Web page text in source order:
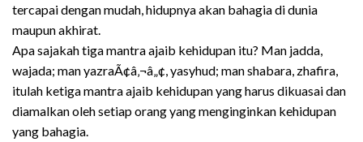
tercapai dengan mudah, hidupnya akan bahagia di dunia
maupun akhirat.
Apa sajakah tiga mantra ajaib kehidupan itu? Man jadda,
wajada; man yazraÃ¢â‚¬â„¢, yasyhud; man shabara, zhafira,
itulah ketiga mantra ajaib kehidupan yang harus dikuasai dan
diamalkan oleh setiap orang yang menginginkan kehidupan
yang bahagia.